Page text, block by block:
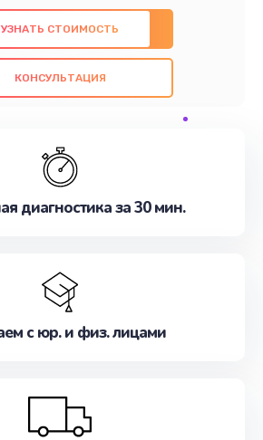
и качественный ремонт с
оригинальных компонентов, а
качество всех
Наша цель - предоставить
Не медлите записаться на
УЗНАТЬ СТОИМОСТЬ
КОНСУЛЬТАЦИЯ
диагностика за 30 мин.
с юр. и физ. лицами